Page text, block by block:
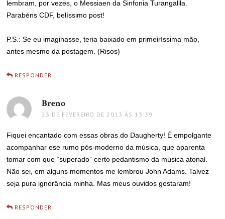
lembram, por vezes, o Messiaen da Sinfonia Turangalila.
Parabéns CDF, belíssimo post!
P.S.: Se eu imaginasse, teria baixado em primeiríssima mão,
antes mesmo da postagem. (Risos)
RESPONDER
Breno
23 DE FEVEREIRO DE 2013 ÀS 13:39
Fiquei encantado com essas obras do Daugherty! É empolgante
acompanhar ese rumo pós-moderno da música, que aparenta
tomar com que “superado” certo pedantismo da música atonal.
Não sei, em alguns momentos me lembrou John Adams. Talvez
seja pura ignorância minha. Mas meus ouvidos gostaram!
RESPONDER